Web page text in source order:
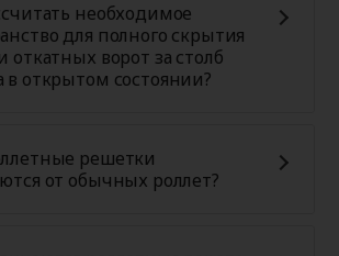
необходимое
для полного скрытия
откатных ворот за столб
в открытом состоянии?
решетки
от обычных роллет?